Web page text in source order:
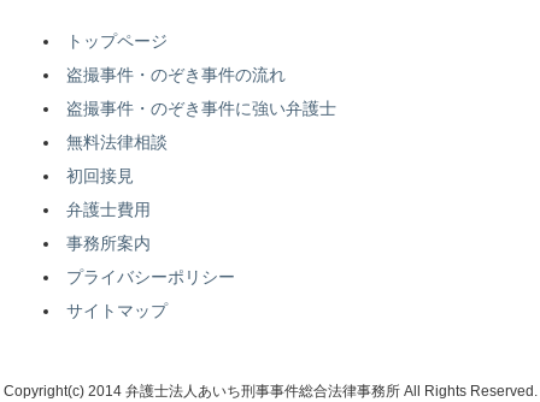
トップページ
盗撮事件・のぞき事件の流れ
盗撮事件・のぞき事件に強い弁護士
無料法律相談
初回接見
弁護士費用
事務所案内
プライバシーポリシー
サイトマップ
Copyright(c) 2014 弁護士法人あいち刑事事件総合法律事務所 All Rights Reserved.